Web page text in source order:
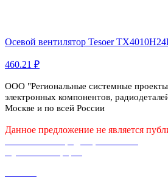
Осевой вентилятор Tesoer
460.21 ₽
ООО "Региональные системные
электронных компонентов,
Москве и по всей России
Данное предложение не является